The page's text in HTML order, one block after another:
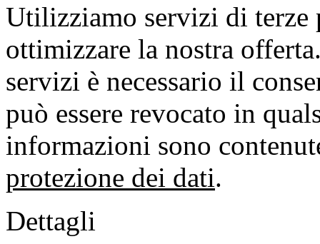
Utilizziamo servizi di terze
ottimizzare la nostra
servizi è necessario il
può essere revocato in
informazioni sono
protezione dei dati.
Dettagli